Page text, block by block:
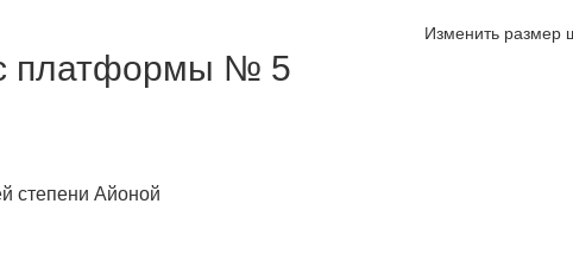
Изменить размер
платформы № 5
степени Айоной